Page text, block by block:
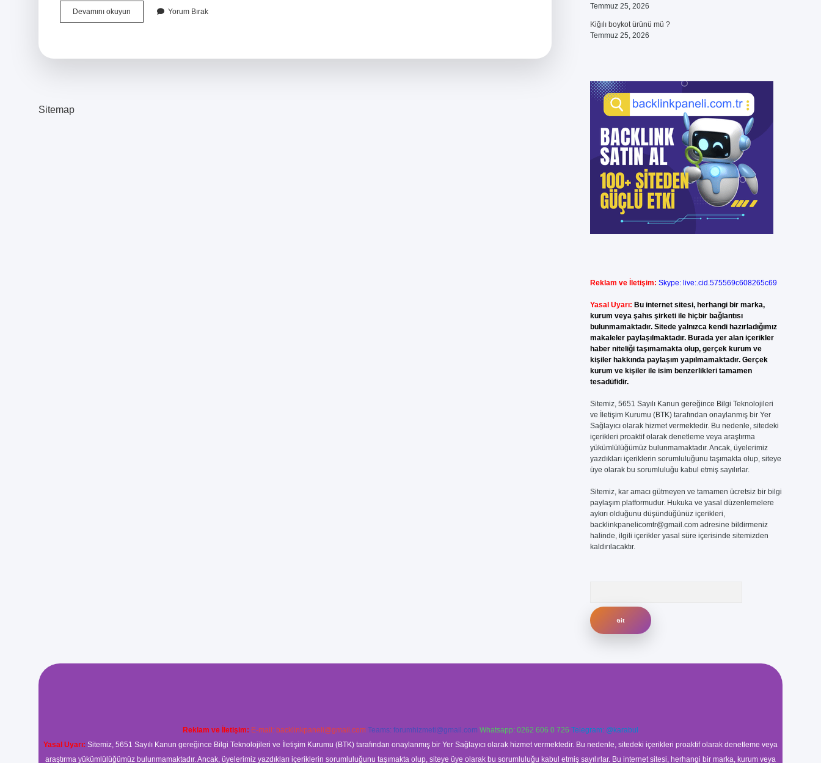
Devamını okuyun
Kısa
Yorum Bırak
Sitemap
Temmuz 25, 2026
Kiğılı boykot ürünü mü ?
Temmuz 25, 2026
Reklam ve İletişim: Skype: live:.cid.575569c608265c69
Yasal Uyarı: Bu internet sitesi, herhangi bir marka,
kurum veya şahıs şirketi ile hiçbir bağlantısı
bulunmamaktadır. Sitede yalnızca kendi hazırladığımız
makaleler paylaşılmaktadır. Burada yer alan içerikler
haber niteliği taşımamakta olup, gerçek kurum ve
kişiler hakkında paylaşım yapılmamaktadır. Gerçek
kurum ve kişiler ile isim benzerlikleri tamamen
tesadüfidir.
Sitemiz, 5651 Sayılı Kanun gereğince Bilgi Teknolojileri
ve İletişim Kurumu (BTK) tarafından onaylanmış bir Yer
Sağlayıcı olarak hizmet vermektedir. Bu nedenle, sitedeki
içerikleri proaktif olarak denetleme veya araştırma
yükümlülüğümüz bulunmamaktadır. Ancak, üyelerimiz
yazdıkları içeriklerin sorumluluğunu taşımakta olup, siteye
üye olarak bu sorumluluğu kabul etmiş sayılırlar.
Sitemiz, kar amacı gütmeyen ve tamamen ücretsiz bir bilgi
paylaşım platformudur. Hukuka ve yasal düzenlemelere
aykırı olduğunu düşündüğünüz içerikleri,
backlinkpanelicomtr@gmail.comadresine bildirmeniz
halinde, ilgili içerikler yasal süre içerisinde sitemizden
kaldırılacaktır.
Reklam ve İletişim: E-mail: backlinkpaneli@gmail.com Teams: forumhizmeti@gmail.com Whatsapp: 0262 606 0 726 Telegram: @karabul
Yasal Uyarı: Sitemiz, 5651 Sayılı Kanun gereğince Bilgi Teknolojileri ve İletişim Kurumu (BTK) tarafından onaylanmış bir Yer Sağlayıcı olarak hizmet vermektedir. Bu nedenle, sitedeki içerikleri proaktif olarak denetleme veya
araştırma yükümlülüğümüz bulunmamaktadır. Ancak, üyelerimiz yazdıkları içeriklerin sorumluluğunu taşımakta olup, siteye üye olarak bu sorumluluğu kabul etmiş sayılırlar. Bu internet sitesi, herhangi bir marka, kurum veya